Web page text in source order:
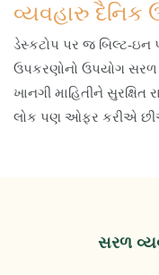
વ્યવહારુ દૈનિક
ડેસ્કટોપ પર જ બિલ્ટ-ઇન
ઉપકરણોનો ઉપયોગ
ખાનગી માહિતીને સુરક્ષિત
લોક પણ ઓફર કરીએ
સરળ